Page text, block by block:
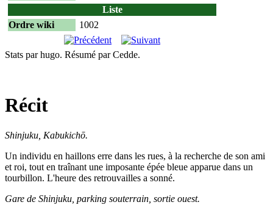
Liste
Ordre wiki
1002
Stats par hugo. Résumé par Cedde.
Récit
Shinjuku, Kabukichō.
Un individu en haillons erre dans les rues, à la recherche de son ami
et roi, tout en traînant une imposante épée bleue apparue dans un
tourbillon. L'heure des retrouvailles a sonné.
Gare de Shinjuku, parking souterrain, sortie ouest.